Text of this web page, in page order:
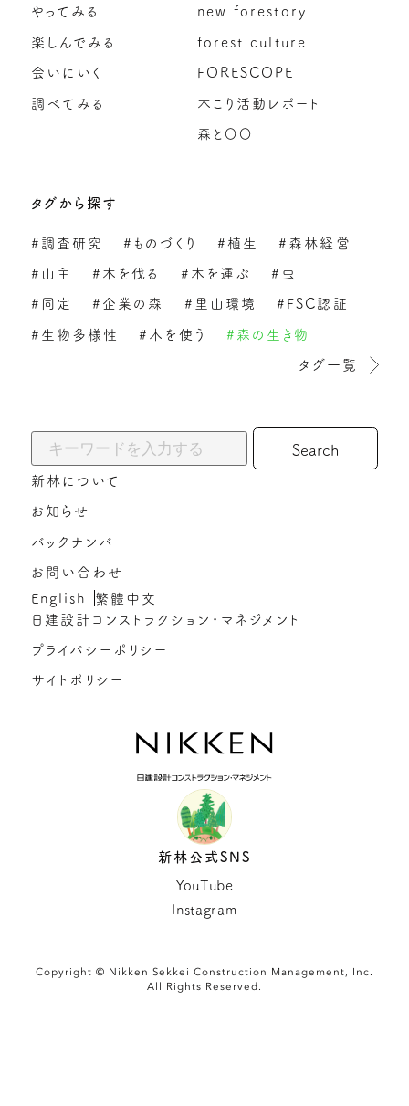
やってみる
楽しんでみる
会いにいく
調べてみる
new forestory
forest culture
FORESCOPE
木こり活動レポート
森と〇〇
タグから探す
#調査研究 #ものづくり #植生
#森林経営
#山主
#木を伐る #木を運ぶ
#虫
#同定
#企業の森 #里山環境
#FSC認証
#生物多様性
#木を使う
#森の生き物
タグ一覧
キーワードから探す:
新林について
お知らせ
バックナンバー
お問い合わせ
English
繁體中文
日建設計コンストラクション・マネジメント
プライバシーポリシー
サイトポリシー
新林公式SNS
YouTube
Instagram
Copyright © Nikken Sekkei Construction Management, Inc.
All Rights Reserved.